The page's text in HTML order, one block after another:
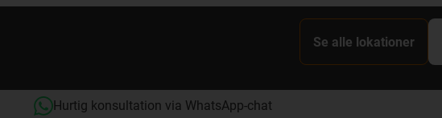
Se alle lokationer
Hurtig konsultation via WhatsApp-chat